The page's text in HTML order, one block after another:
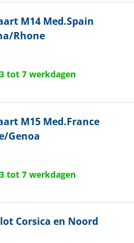
M14 Med.Spain
Rhone
tot 7 werkdagen
M15 Med.France
Genoa
tot 7 werkdagen
Corsica en Noord